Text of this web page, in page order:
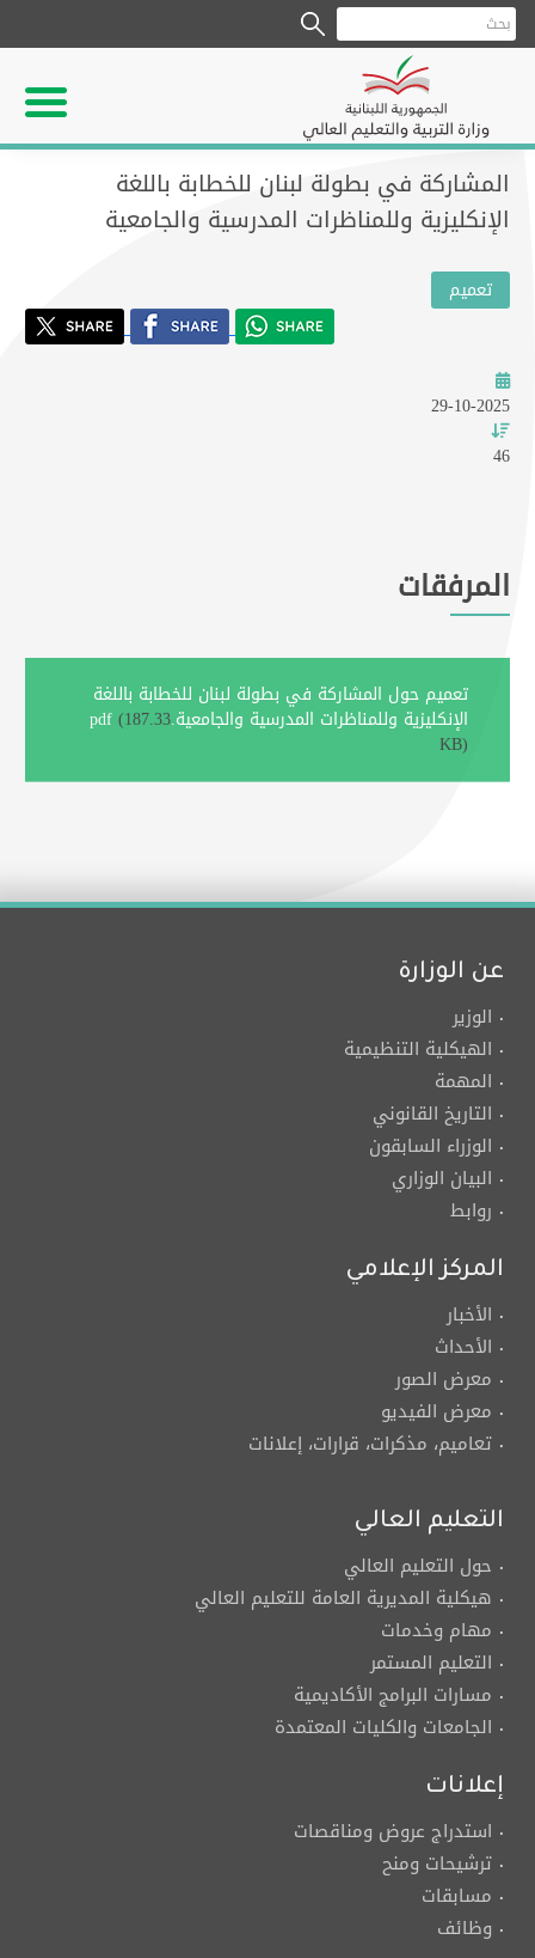
المشاركة في بطولة لبنان للخطابة باللغة
الإنكليزية وللمناظرات المدرسية والجامعية
تعميم
29-10-2025
46
المرفقات
تعميم حول المشاركة في بطولة لبنان للخطابة باللغة
الإنكليزية وللمناظرات المدرسية والجامعية.pdf(187.33
KB)
عن الوزارة
الوزير
الهيكلية التنظيمية
المهمة
التاريخ القانوني
الوزراء السابقون
البيان الوزاري
روابط
المركز الإعلامي
الأخبار
الأحداث
معرض الصور
معرض الفيديو
تعاميم، مذكرات، قرارات، إعلانات
التعليم العالي
حول التعليم العالي
هيكلية المديرية العامة للتعليم العالي
مهام وخدمات
التعليم المستمر
مسارات البرامج الأكاديمية
الجامعات والكليات المعتمدة
إعلانات
استدراج عروض ومناقصات
ترشيحات ومنح
مسابقات
وظائف